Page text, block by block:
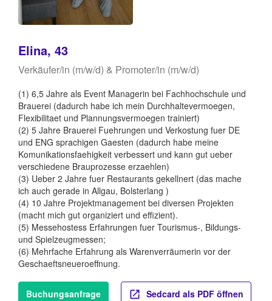
Elina, 43
Verkäufer/in (m/w/d) & Promoter/in (m/w/d)
(1) 6,5 Jahre als Event Managerin bei Fachhochschule und
Brauerei (dadurch habe ich mein Durchhaltevermoegen,
Flexibilitaet und Plannungsvermoegen trainiert)
(2) 5 Jahre Brauerei Fuehrungen und Verkostung fuer DE
und ENG sprachigen Gaesten (dadurch habe meine
Komunikationsfaehigkeit verbessert und kann gut ueber
verschiedene Brauprozesse erzaehlen)
(3) Ueber 2 Jahre fuer Restaurants gekellnert (das mache
ich auch gerade in Allgau, Bolsterlang )
(4) 10 Jahre Projektmanagement bei diversen Projekten
(macht mich gut organiziert und effizient).
(5) Messehostess Erfahrungen fuer Tourismus-, Bildungs-
und Spielzeugmessen;
(6) Mehrfache Erfahrung als Warenverräumerin vor der
Geschaeftsneueroeffnung.
Buchungsanfrage Sedcard als PDF öffnen